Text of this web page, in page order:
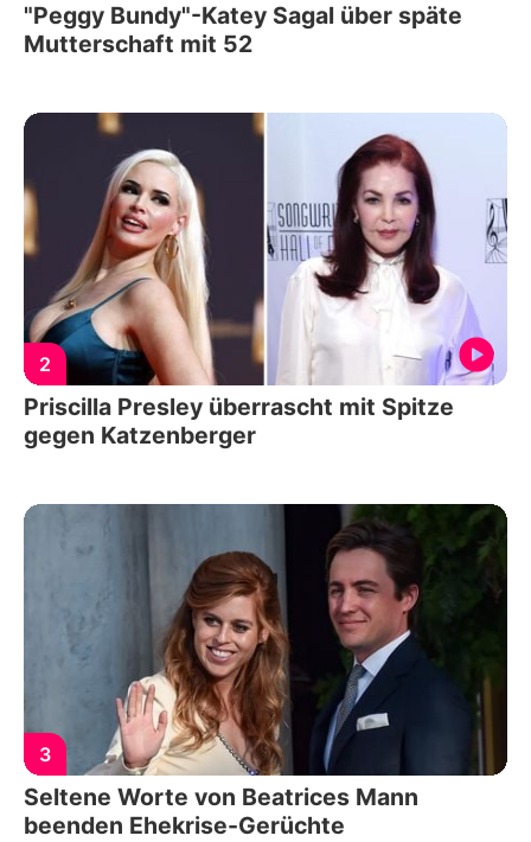
"Peggy Bundy"-Katey Sagal über späte
Mutterschaft mit 52
2
Priscilla Presley überrascht mit Spitze
gegen Katzenberger
3
Seltene Worte von Beatrices Mann
beenden Ehekrise-Gerüchte